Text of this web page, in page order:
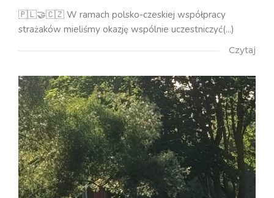
🇵🇱🤝🇨🇿 W ramach polsko-czeskiej współpracy
strażaków mieliśmy okazję wspólnie uczestniczyć(...)
Czytaj